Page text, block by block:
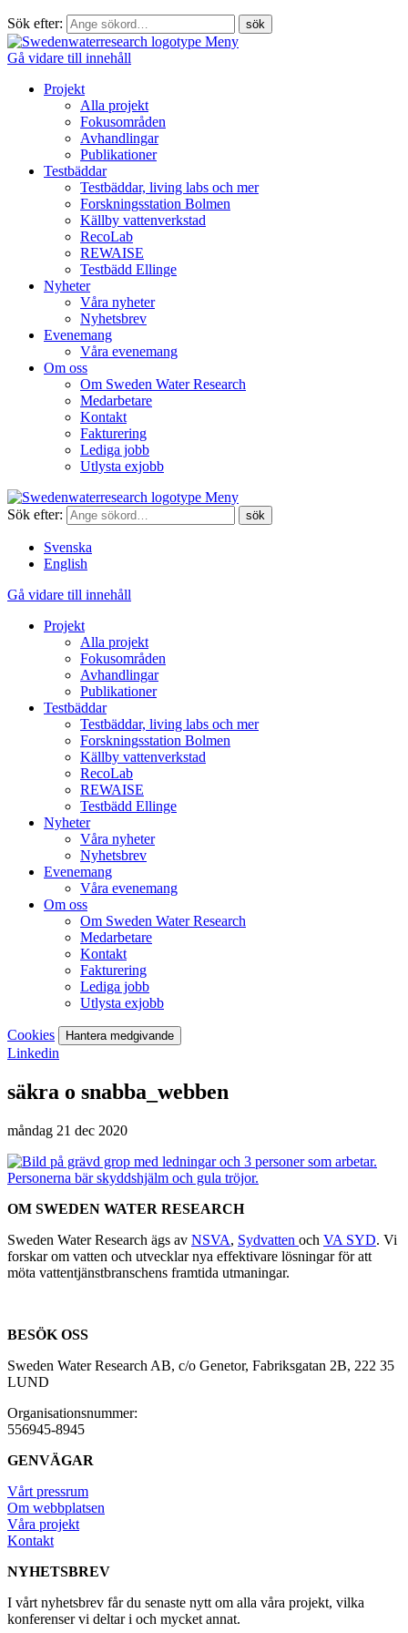
Sök efter:
Meny
Gå vidare till innehåll
Projekt
Alla projekt
Fokusområden
Avhandlingar
Publikationer
Testbäddar
Testbäddar, living labs och mer
Forskningsstation Bolmen
Källby vattenverkstad
RecoLab
REWAISE
Testbädd Ellinge
Nyheter
Våra nyheter
Nyhetsbrev
Evenemang
Våra evenemang
Om oss
Om Sweden Water Research
Medarbetare
Kontakt
Fakturering
Lediga jobb
Utlysta exjobb
Meny
Sök efter:
Svenska
English
Gå vidare till innehåll
Projekt
Alla projekt
Fokusområden
Avhandlingar
Publikationer
Testbäddar
Testbäddar, living labs och mer
Forskningsstation Bolmen
Källby vattenverkstad
RecoLab
REWAISE
Testbädd Ellinge
Nyheter
Våra nyheter
Nyhetsbrev
Evenemang
Våra evenemang
Om oss
Om Sweden Water Research
Medarbetare
Kontakt
Fakturering
Lediga jobb
Utlysta exjobb
Cookies Hantera medgivande
Linkedin
säkra o snabba_webben
måndag 21 dec 2020
OM SWEDEN WATER RESEARCH
Sweden Water Research ägs av NSVA, Sydvatten och VA SYD. Vi
forskar om vatten och utvecklar nya effektivare lösningar för att
möta vattentjänstbranschens framtida utmaningar.
BESÖK OSS
Sweden Water Research AB, c/o Genetor, Fabriksgatan 2B, 222 35
LUND
Organisationsnummer:
556945-8945
GENVÄGAR
Vårt pressrum
Om webbplatsen
Våra projekt
Kontakt
NYHETSBREV
I vårt nyhetsbrev får du senaste nytt om alla våra projekt, vilka
konferenser vi deltar i och mycket annat.